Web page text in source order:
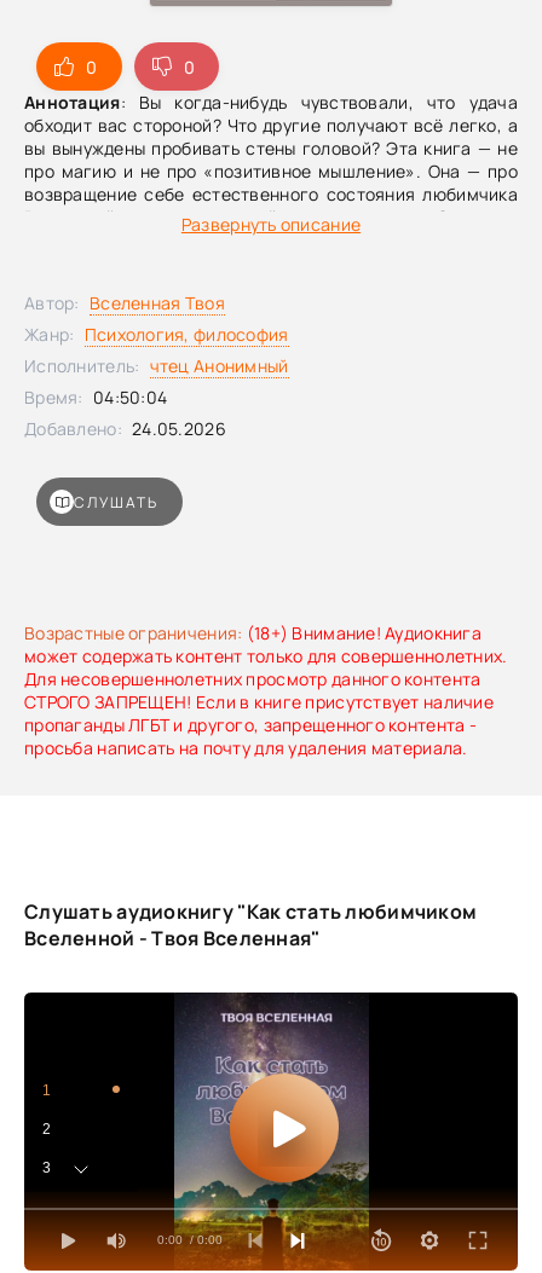
0
0
Аннотация: Вы когда-нибудь чувствовали, что удача
обходит вас стороной? Что другие получают всё легко, а
вы вынуждены пробивать стены головой? Эта книга — не
про магию и не про «позитивное мышление». Она — про
возвращение себе естественного состояния любимчика
Вселенной, с которым каждый из нас рождается.Опираясь
на исследования психолога Ричарда Вайсмана и
не любят», перенастроить внимание с проблем на
решения, перестать выпрашивать и начать позволять. Как
отличить страх от интуиции, превратить прошлые неудачи
в ступени роста и действовать легко — без надрыва, но с
результатом.15 глав, упражнения, реальные истории и 5
коротких медитаций помогут вам за 30 дней
состояния внутренней опоры. И помните: Вселенная не
ведёт учёт заслуг — она просто отражает то, чем вы
Развернуть описание
Возрастные ограничения: (18+) Внимание! Аудиокнига
может содержать контент только для совершеннолетних.
Для несовершеннолетних просмотр данного контента
СТРОГО ЗАПРЕЩЕН! Если в книге присутствует наличие
пропаганды ЛГБТ и другого, запрещенного контента -
просьба написать на почту для удаления материала.
СЛУШАТЬ
Автор: Вселенная Твоя
Жанр: Психология, философия
Исполнитель: чтец Анонимный
Время: 04:50:04
Добавлено: 24.05.2026
Слушать аудиокнигу "Как стать любимчиком
Вселенной - Твоя Вселенная"
0:00 / 0:00
1
2
3
4